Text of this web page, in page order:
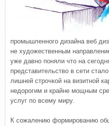
промышленного дизайна веб
не художественным
уже давно поняли что на
представительство в сети
лишней строчкой на визитной
недорогим и крайне мощным
услуг по всему миру.
К сожалению формированию